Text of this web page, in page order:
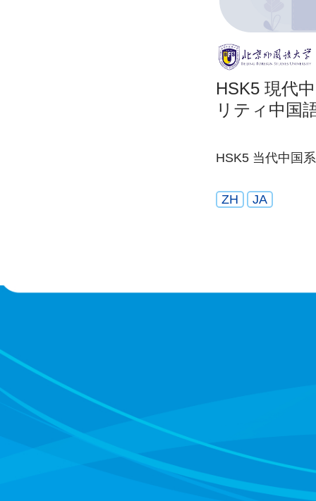
HSK5 現代
リティ中国
HSK5 当代中国
ZH JA